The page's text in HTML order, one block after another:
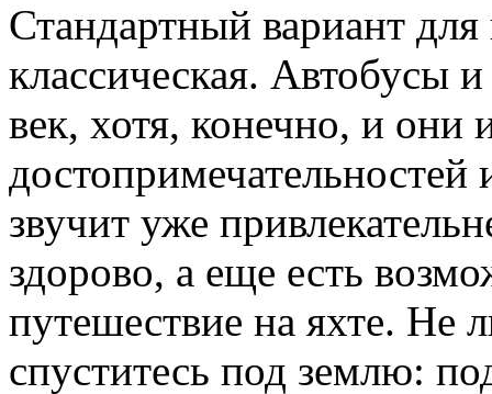
Стандартный вариант
классическая.
век, хотя, конечно, и они
достопримечательностей
звучит уже
здорово, а еще есть
путешествие на яхте. Не
спуститесь под землю: